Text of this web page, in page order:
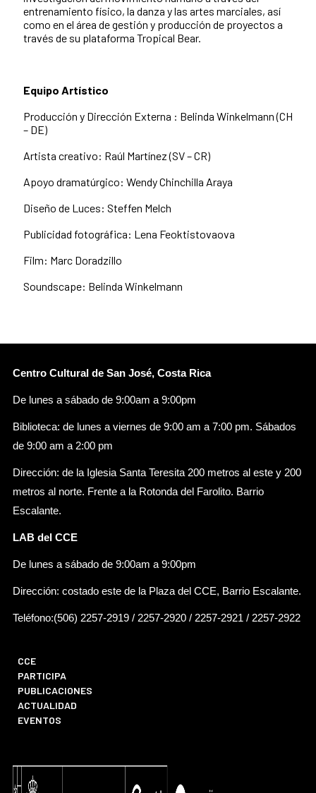
entrenamiento físico, la danza y las artes marciales, así
como en el área de gestión y producción de proyectos a
través de su plataforma Tropical Bear.
Equipo Artístico
Producción y Dirección Externa : Belinda Winkelmann (CH
– DE)
Artista creativo: Raúl Martínez (SV – CR)
Apoyo dramatúrgico: Wendy Chinchilla Araya
Diseño de Luces: Steffen Melch
Publicidad fotográfica: Lena Feoktistovaova
Film: Marc Doradzillo
Soundscape: Belinda Winkelmann
Centro Cultural de San José, Costa Rica
De lunes a sábado de 9:00am a 9:00pm
Biblioteca: de lunes a viernes de 9:00 am a 7:00 pm. Sábados
de 9:00 am a 2:00 pm
Dirección: de la Iglesia Santa Teresita 200 metros al este y 200
metros al norte. Frente a la Rotonda del Farolito. Barrio
Escalante.
LAB del CCE
De lunes a sábado de 9:00am a 9:00pm
Dirección: costado este de la Plaza del CCE, Barrio Escalante.
Teléfono:(506) 2257-2919 / 2257-2920 / 2257-2921 / 2257-2922
CCE
PARTICIPA
PUBLICACIONES
ACTUALIDAD
EVENTOS